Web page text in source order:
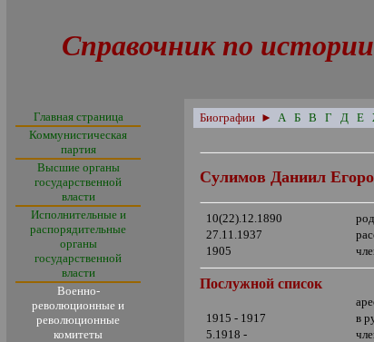
Справочник по
Главная страница
Коммунистическая
партия
Высшие органы
государственной
власти
Исполнительные и
распорядительные
органы
государственной
власти
Военно-
революционные и
революционные
комитеты
Биографии ► А Б В Г Д Е
Сулимов Даниил
10(22).12.1890
27.11.1937
1905
Послужной список
1915 - 1917
в
5.1918 -